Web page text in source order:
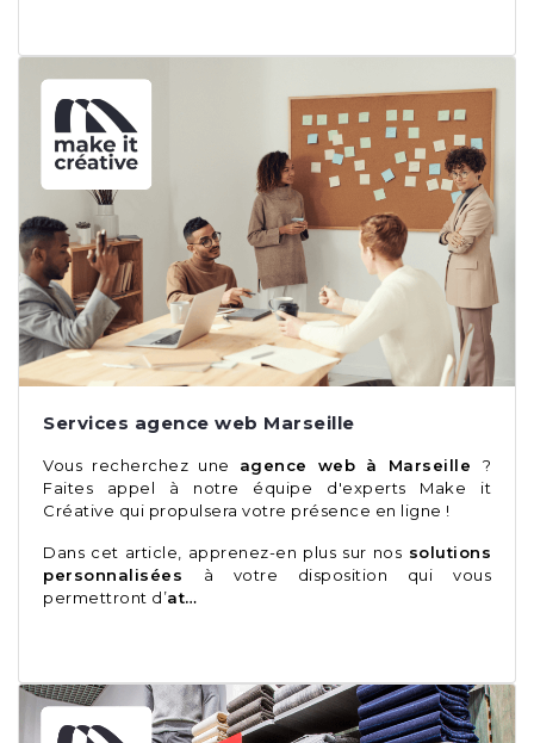
Services agence web Marseille
Vous recherchez une agence web à Marseille ?
Faites appel à notre équipe d'experts Make it
Créative qui propulsera votre présence en ligne !
Dans cet article, apprenez-en plus sur nos solutions
personnalisées à votre disposition qui vous
permettront d’at…